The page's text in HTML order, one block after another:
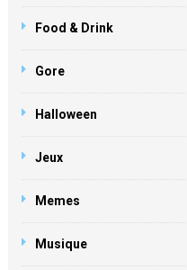
Food & Drink
Gore
Halloween
Jeux
Memes
Musique